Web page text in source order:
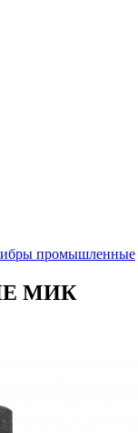
промышленные
НЕ МИК